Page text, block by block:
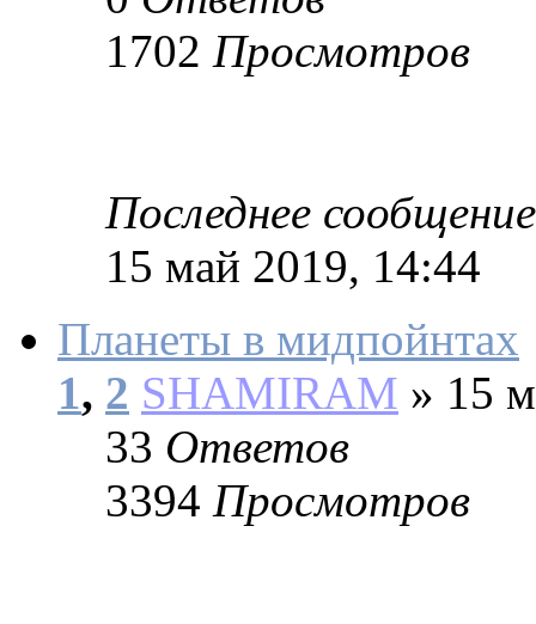
1702 Просмотров
Последнее сообщение
15 май 2019, 14:44
Планеты в мидпойнтах
1, 2 SHAMIRAM » 15
33 Ответов
3394 Просмотров